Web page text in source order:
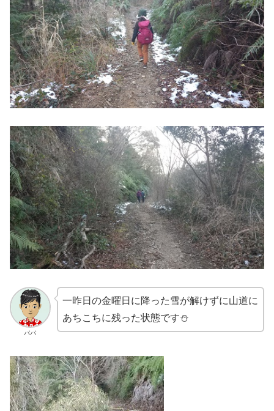
パパ
一昨日の金曜日に降った雪が解けずに山道に
あちこちに残った状態です⛄